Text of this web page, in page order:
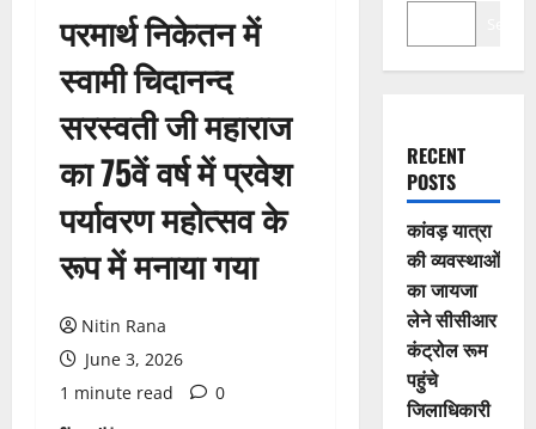
परमार्थ निकेतन में
स्वामी चिदानन्द
सरस्वती जी महाराज
का 75वें वर्ष में प्रवेश
पर्यावरण महोत्सव के
रूप में मनाया गया
Nitin Rana
June 3, 2026
1 minute read
0
RECENT
POSTS
कांवड़ यात्रा
की व्यवस्थाओं
का जायजा
लेने सीसीआर
कंट्रोल रूम
पहुंचे
जिलाधिकारी